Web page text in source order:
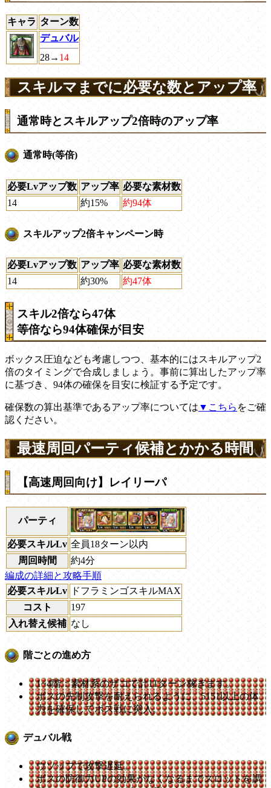
キャラ ターン数
デュバル
28→ 14
スキルマまでに必要な数とアップ率
通常時とスキルアップ2倍時のアップ率
通常時(等倍)
必要Lvアップ数 アップ率 必要な素材数
14
約15% 約94体
スキルアップ2倍キャンペーン時
必要Lvアップ数 アップ率 必要な素材数
14
約30% 約47体
スキル2倍なら47体
等倍なら94体確保が目安
ボックス圧迫なども考慮しつつ、基本的にはスキルアップ2
倍のタイミングで合成しましょう。事前に算出したアップ率
に基づき、94体の確保を目安に検証する予定です。
確保数の算出基準であるアップ率については ▼こちら をご確
認ください。
最速周回パーティ候補とかかる時間
【高速周回向け】レイリーパ
パーティ
必要スキルLv 全員18ターン以内
周回時間
約4分
編成の詳細と攻略手順
必要スキルLv
ドフラミンゴスキルMAX
コスト
197
入れ替え候補 なし
階ごとの進め方
1~4階：素材系のザコで計11ターン稼ぎます。
ボスの先制攻撃を耐えられるように、5151以上の体
力を確保してボス戦に突入。
デュバル戦
ウソップで攻撃遅延。
ボスの防御力UPの効果がなくなるまでスロットを調